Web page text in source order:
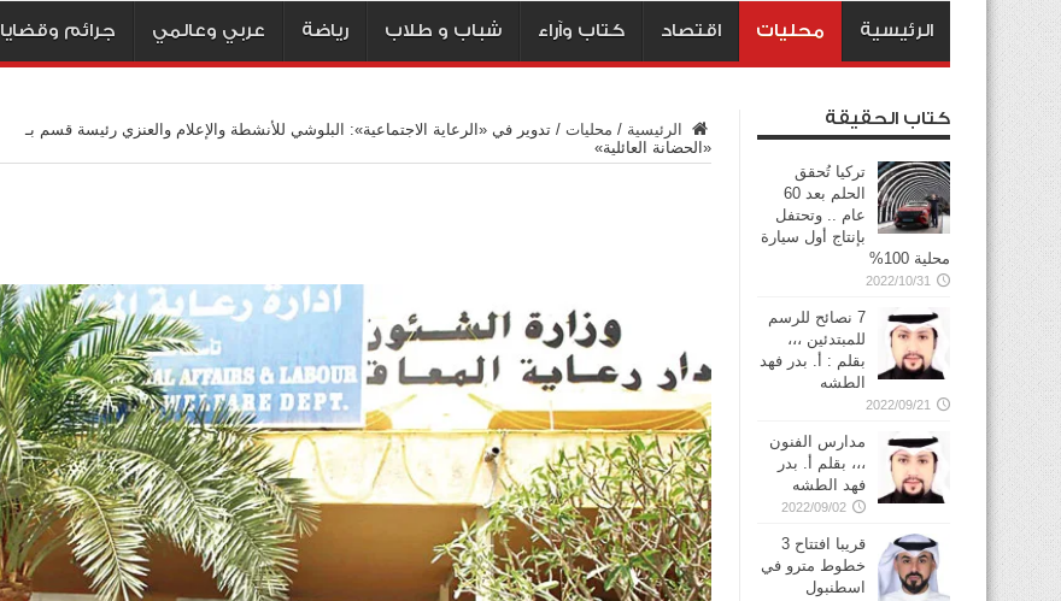
الرئيسية محليات اقتصاد كتاب وآراء شباب و طلاب رياضة عربي وعالمي جرائم وقضايا
الرئيسية / محليات / تدوير في «الرعاية الاجتماعية»: البلوشي للأنشطة والإعلام والعنزي رئيسة قسم بـ
«الحضانة العائلية»
كتاب الحقيقة
تركيا تُحقق
الحلم بعد 60
عام .. وتحتفل
بإنتاج أول سيارة
محلية 100%
2022/10/31
7 نصائح للرسم
للمبتدئين ،،،
بقلم : أ. بدر فهد
الطشه
2022/09/21
مدارس الفنون
،،، بقلم أ. بدر
فهد الطشه
2022/09/02
قريبا افتتاح 3
خطوط مترو في